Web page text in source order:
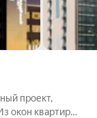
окон квартир